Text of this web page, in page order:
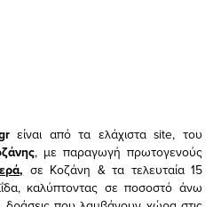
είναι από τα ελάχισταsite, του
, με παραγωγή πρωτογενούς
σε Κοζάνη & τα τελευταία 15
καλύπτοντας σε ποσοστό άνω